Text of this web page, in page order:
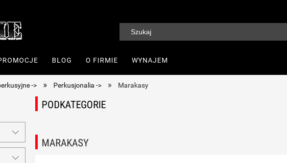
BLOG O FIRMIE WYNAJEM
-> » Perkusjonalia -> » Marakasy
PODKATEGORIE
MARAKASY